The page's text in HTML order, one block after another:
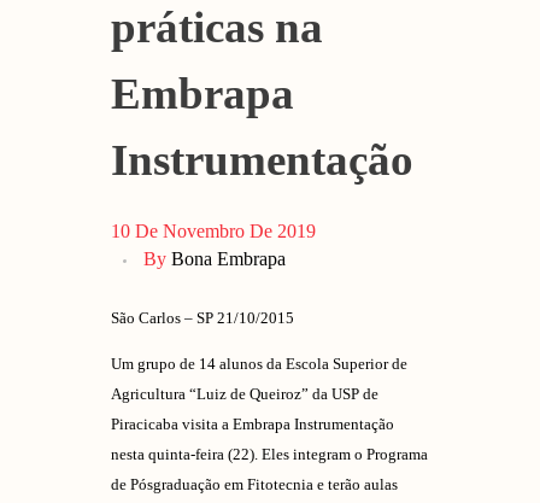
práticas na
Embrapa
Instrumentação
10 De Novembro De 2019
By Bona Embrapa
São Carlos – SP 21/10/2015
Um grupo de 14 alunos da Escola Superior de
Agricultura “Luiz de Queiroz” da USP de
Piracicaba visita a Embrapa Instrumentação
nesta quinta-feira (22). Eles integram o Programa
de Pósgraduação em Fitotecnia e terão aulas